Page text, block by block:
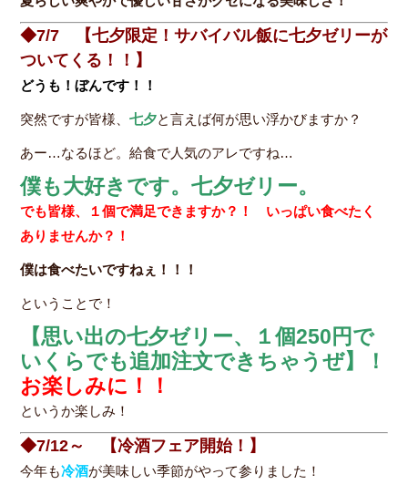
◆7/7 【七夕限定！サバイバル飯に七夕ゼリーが
ついてくる！！】
どうも！ぼんです！！
突然ですが皆様、七夕と言えば何が思い浮かびますか？
あー…なるほど。給食で人気のアレですね…
僕も大好きです。七夕ゼリー。
でも皆様、１個で満足できますか？！ いっぱい食べたく
ありませんか？！
僕は食べたいですねぇ！！！
ということで！
【思い出の七夕ゼリー、１個250円で
いくらでも追加注文できちゃうぜ】！
お楽しみに！！
というか楽しみ！
◆7/12～ 【冷酒フェア開始！】
今年も冷酒が美味しい季節がやって参りました！